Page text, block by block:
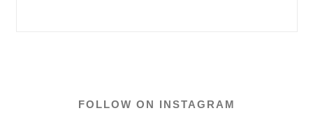
FOLLOW ON INSTAGRAM